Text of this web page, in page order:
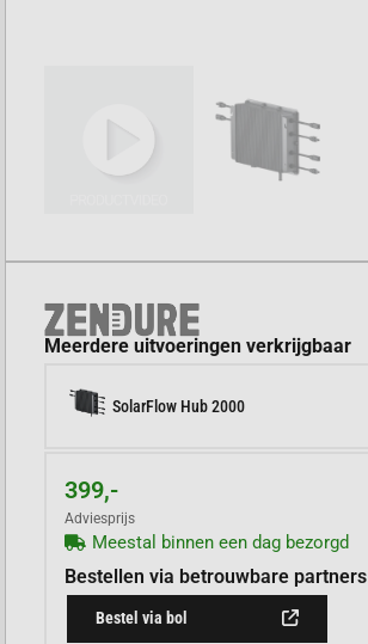
Meerdere uitvoeringen verkrijgbaar
SolarFlow Hub 2000
399,-
Adviesprijs
Meestal binnen een dag bezorgd
Bestellen via betrouwbare partners
Bestel via bol